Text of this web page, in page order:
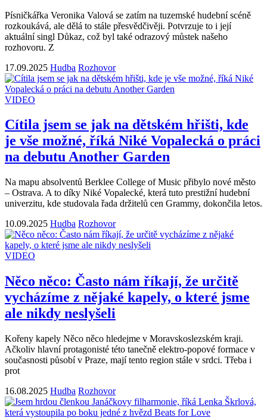
Písničkářka Veronika Valová se zatím na tuzemské hudební scéně
rozkoukává, ale dělá to stále přesvědčivěji. Potvrzuje to i její
aktuální singl Důkaz, což byl také odrazový můstek našeho
rozhovoru. Z
17.09.2025 Hudba Rozhovor
VIDEO
Cítila jsem se jak na dětském hřišti, kde
je vše možné, říká Niké Vopalecká o práci
na debutu Another Garden
Na mapu absolventů Berklee College of Music přibylo nové město
– Ostrava. A to díky Niké Vopalecké, která tuto prestižní hudební
univerzitu, kde studovala řada držitelů cen Grammy, dokončila letos.
10.09.2025 Hudba Rozhovor
VIDEO
Něco něco: Často nám říkají, že určitě
vycházíme z nějaké kapely, o které jsme
ale nikdy neslyšeli
Kořeny kapely Něco něco hledejme v Moravskoslezském kraji.
Ačkoliv hlavní protagonisté této tanečně elektro-popové formace v
současnosti působí v Praze, mají tento region stále v srdci. Třeba i
prot
16.08.2025 Hudba Rozhovor